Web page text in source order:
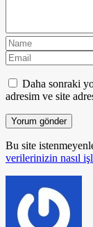
Daha sonraki
adresim ve site
Bu site
verilerinizin nasıl